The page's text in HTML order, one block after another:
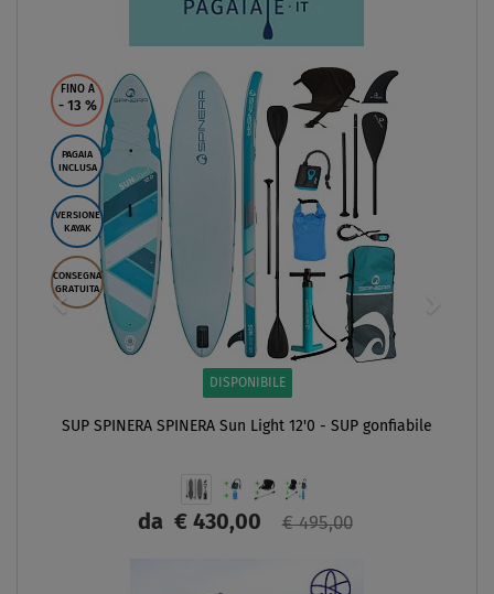
FINO A
- 13 %
PAGAIA
INCLUSA
VERSIONE
KAYAK
CONSEGNA
GRATUITA
DISPONIBILE
SUP SPINERA SPINERA Sun Light 12'0 - SUP gonfiabile
da€ 430,00 € 495,00